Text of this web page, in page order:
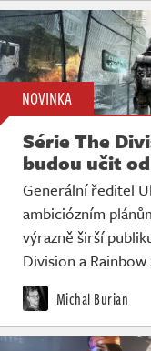
NOVINKA
Série The
budou učit
Generální ředitel
ambiciózním
výrazně širší
Division a Rainbow
Michal Burian